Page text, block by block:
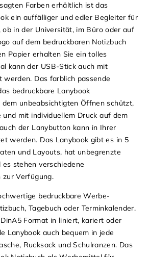
Farben erhältlich ist das
ein auffälliger und edler Begleiter für
ob in der Universität, im Büro oder auf
auf dem bedruckbaren Notizbuch
Papier erhalten Sie ein tolles
kann der USB-Stick auch mit
werden. Das farblich passende
bedruckbare Lanybook
unbeabsichtigten Öffnen schützt,
mit individuellem Druck auf dem
der Lanybutton kann in Ihrer
werden. Das Lanybook gibt es in 5
und Layouts, hat unbegrenzte
stehen verschiedene
zur Verfügung.
bedruckbare Werbe-
Tagebuch oder Terminkalender.
Format in liniert, kariert oder
Lanybook auch bequem in jede
Rucksack und Schulranzen. Das